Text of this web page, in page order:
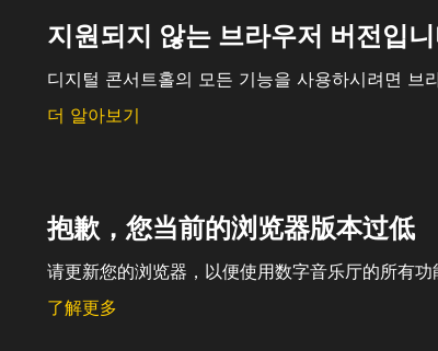
지원되지 않는 브라우저 버전입
디지털 콘서트홀의 모든 기능을 사용하시려면 브
더 알아보기
抱歉，您当前的浏览器版本过低
请更新您的浏览器，以便使用数字音乐厅的所有功
了解更多